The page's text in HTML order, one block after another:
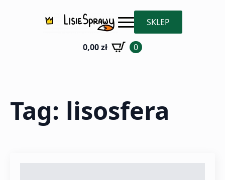
SKLEP
0,00zł 0
Tag: lisosfera